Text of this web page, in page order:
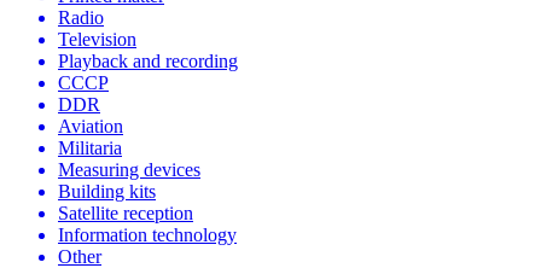
Radio
Television
Playback and recording
CCCP
DDR
Aviation
Militaria
Measuring devices
Building kits
Satellite reception
Information technology
Other